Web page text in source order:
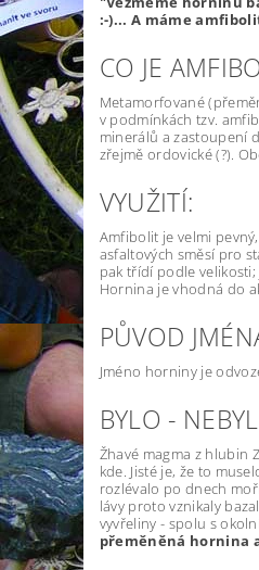
:-)... A máme
CO JE
Metamorfované
v podmínkách tzv.
minerálů a zastoupení
zřejmě ordovické (?).
VYUŽITÍ:
Amfibolit je velmi
asfaltových směsí pro
pak třídí podle
Hornina je vhodná do
PŮVOD
Jméno horniny je
BYLO -
Žhavé magma z hlubin
kde. Jisté je, že to
rozlévalo po dnech
lávy proto vznikaly
vyvřeliny - spolu s
přeměněná hornina